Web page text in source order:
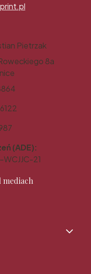
Pietrzak
8a
(ADE):
21
mediach